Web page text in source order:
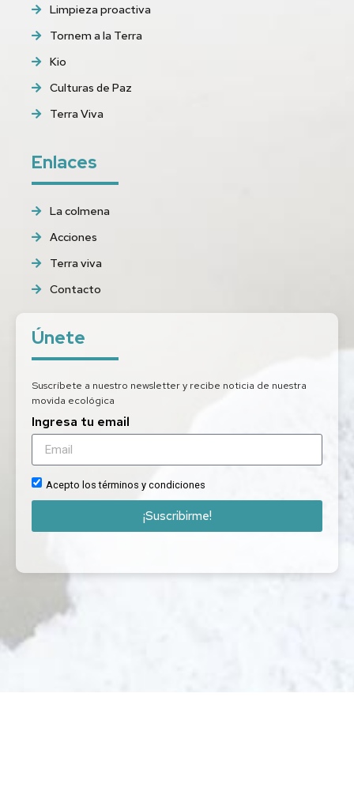
Limpieza proactiva
Tornem a la Terra
Kio
Culturas de Paz
Terra Viva
Enlaces
La colmena
Acciones
Terra viva
Contacto
Únete
Suscríbete a nuestro newsletter y recibe noticia de nuestra
movida ecológica
Ingresa tu email
Acepto los términos y condiciones
¡Suscribirme!